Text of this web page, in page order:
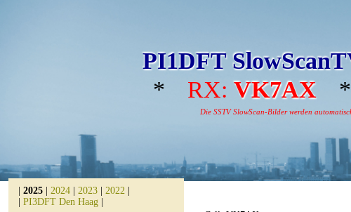
PI1DFT
*
RX:VK7AX
Die SSTV SlowScan-Bilder werden
2025 2024 2023 2022
PI3DFT Den Haag